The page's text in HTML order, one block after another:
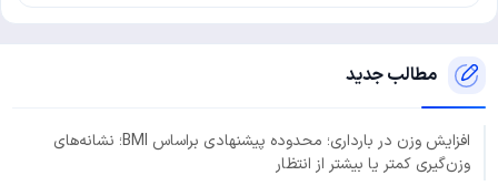
مطالب جدید
افزایش وزن در بارداری؛ محدوده پیشنهادی براساس BMI؛ نشانه‌های
وزن‌گیری کمتر یا بیشتر از انتظار